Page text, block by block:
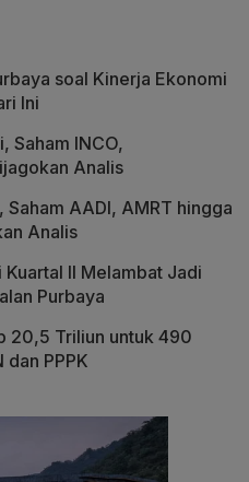
soal Kinerja Ekonomi
Ini
Saham INCO,
Analis
Saham AADI, AMRT hingga
Analis
II Melambat Jadi
Purbaya
20,5 Triliun untuk 490
dan PPPK